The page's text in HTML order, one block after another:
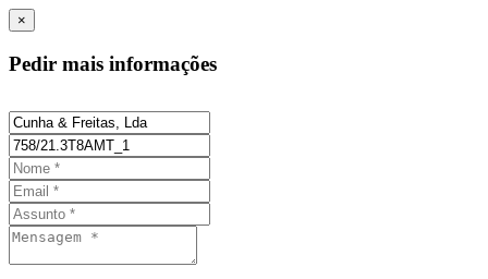
×
Pedir mais informações